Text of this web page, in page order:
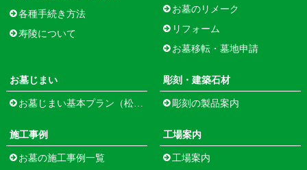
各種手続き方法
寿陵について
お墓のリメーク
リフォーム
お墓移転・墓地申請
お墓じまい
お墓じまい基本プラン（松江市寺町）
彫刻・建築石材
彫刻の製品案内
施工事例
お墓の施工事例一覧
工場案内
工場案内